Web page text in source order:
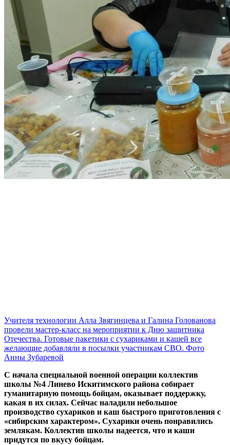
Учителя технологии Алла Звягинцева и Галина Голованова
провели мастер-класс на мероприятии к Дню защитника
Отечества. Готовые пакетики с сухариками и кашей все
желающие добавляли в посылки участникам СВО. Фото
Анны Зубаревой
С начала специальной военной операции коллектив
школы №4 Линево Искитимского района собирает
гуманитарную помощь бойцам, оказывает поддержку,
какая в их силах. Сейчас наладили небольшое
производство сухариков и каш быстрого приготовления с
«сибирским характером». Сухарики очень понравились
землякам. Коллектив школы надеется, что и каши
придутся по вкусу бойцам.